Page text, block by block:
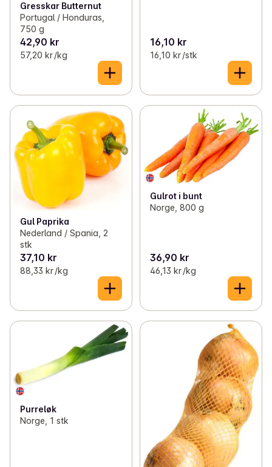
Gresskar Butternut
Portugal / Honduras,
750 g
42,90 kr
57,20 kr /kg
16,10 kr
16,10 kr /stk
Gul Paprika
Nederland / Spania, 2
stk
37,10 kr
88,33 kr /kg
Gulrot i bunt
Norge, 800 g
36,90 kr
46,13 kr /kg
Purreløk
Norge, 1 stk